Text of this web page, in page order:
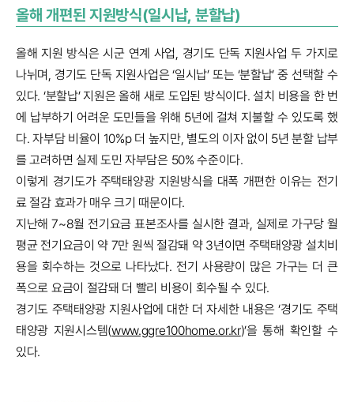
올해 개편된 지원방식(일시납, 분할납)
올해 지원 방식은 시군 연계 사업, 경기도 단독 지원사업 두 가지로
나뉘며, 경기도 단독 지원사업은 ‘일시납’ 또는 ‘분할납’ 중 선택할 수
있다. ‘분할납’ 지원은 올해 새로 도입된 방식이다. 설치 비용을 한 번
에 납부하기 어려운 도민들을 위해 5년에 걸쳐 지불할 수 있도록 했
다. 자부담 비율이 10%p 더 높지만, 별도의 이자 없이 5년 분할 납부
를 고려하면 실제 도민 자부담은 50% 수준이다.
이렇게 경기도가 주택태양광 지원방식을 대폭 개편한 이유는 전기
료 절감 효과가 매우 크기 때문이다.
지난해 7~8월 전기요금 표본조사를 실시한 결과, 실제로 가구당 월
평균 전기요금이 약 7만 원씩 절감돼 약 3년이면 주택태양광 설치비
용을 회수하는 것으로 나타났다. 전기 사용량이 많은 가구는 더 큰
폭으로 요금이 절감돼 더 빨리 비용이 회수될 수 있다.
경기도 주택태양광 지원사업에 대한 더 자세한 내용은 ‘경기도 주택
태양광 지원시스템(www.ggre100home.or.kr)’을 통해 확인할 수
있다.